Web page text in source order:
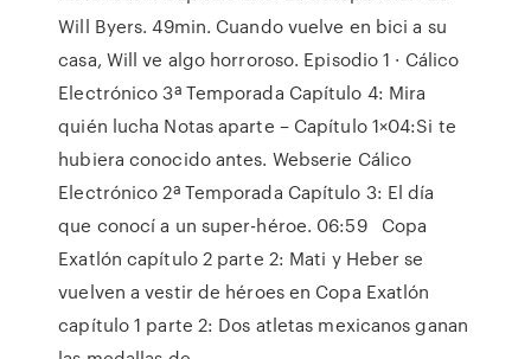
Will Byers. 49min. Cuando vuelve en bici a su
casa, Will ve algo horroroso. Episodio 1 · Cálico
Electrónico 3ª Temporada Capítulo 4: Mira
quién lucha Notas aparte – Capítulo 1×04:Si te
hubiera conocido antes. Webserie Cálico
Electrónico 2ª Temporada Capítulo 3: El día
que conocí a un super-héroe. 06:59 Copa
Exatlón capítulo 2 parte 2: Mati y Heber se
vuelven a vestir de héroes en Copa Exatlón
capítulo 1 parte 2: Dos atletas mexicanos ganan